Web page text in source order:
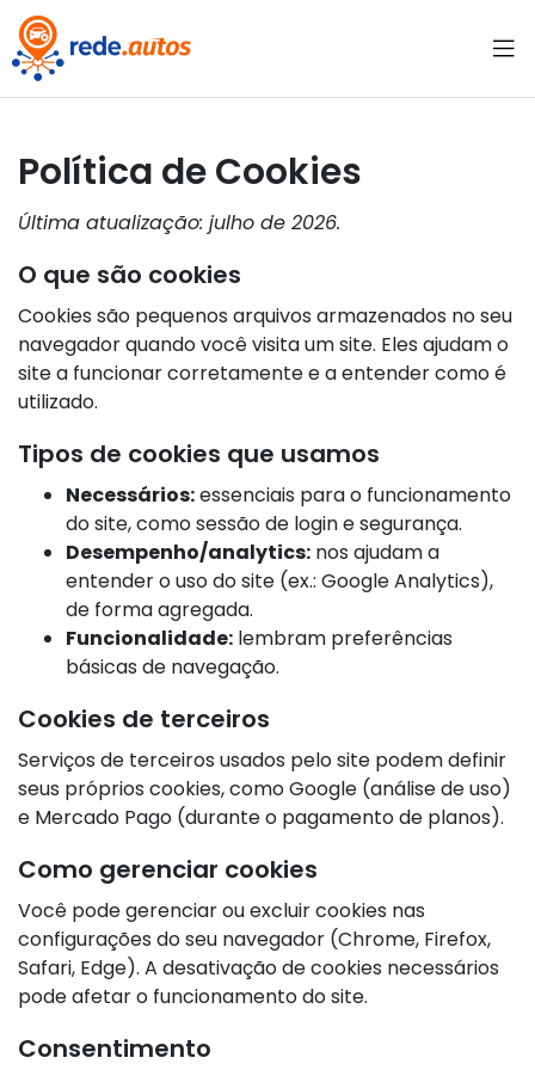
Política de Cookies
Última atualização: julho de 2026.
O que são cookies
Cookies são pequenos arquivos armazenados no seu
navegador quando você visita um site. Eles ajudam o
site a funcionar corretamente e a entender como é
utilizado.
Tipos de cookies que usamos
Necessários:essenciais para o funcionamento
do site, como sessão de login e segurança.
Desempenho/analytics: nos ajudam a
entender o uso do site (ex.: Google Analytics),
de forma agregada.
Funcionalidade: lembram preferências
básicas de navegação.
Cookies de terceiros
Serviços de terceiros usados pelo site podem definir
seus próprios cookies, como Google (análise de uso)
e Mercado Pago (durante o pagamento de planos).
Como gerenciar cookies
Você pode gerenciar ou excluir cookies nas
configurações do seu navegador (Chrome, Firefox,
Safari, Edge). A desativação de cookies necessários
pode afetar o funcionamento do site.
Consentimento